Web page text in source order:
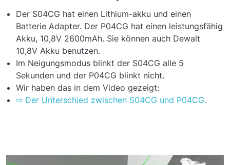
Der S04CG hat einen Lithium-akku und einen
Batterie Adapter. Der P04CG hat einen leistungsfähig
Akku, 10,8V 2600mAh. Sie können auch Dewalt
10,8V Akku benutzen.
Im Neigungsmodus blinkt der S04CG alle 5
Sekunden und der P04CG blinkt nicht.
Wir haben das in dem Video gezeigt:
⇨ Der Unterschied zwischen S04CG und P04CG.